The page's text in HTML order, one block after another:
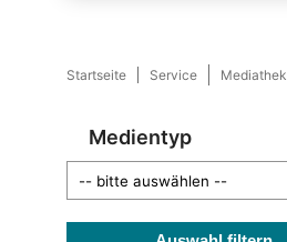
Startseite Service Mediathek
Medientyp